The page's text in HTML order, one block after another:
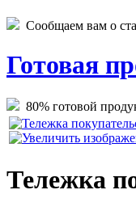
Сообщаем вам о
Готовая
80% готовой
Тележка